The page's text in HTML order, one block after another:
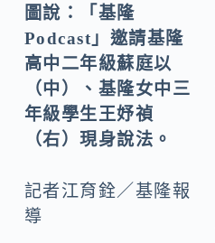
o
k
Li
n
k
圖說：「基隆
Podcast」邀請基隆
高中二年級蘇庭以
（中）、基隆女中三
年級學生王妤禎
（右）現身說法。
記者江育銓／基隆報
導